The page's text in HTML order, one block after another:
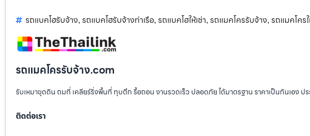
รถแบคโฮรับจ้าง, รถแบคโฮรับจ้างท่าเรือ, รถแบคโฮให้เช่า, รถแมคโครรับจ้าง, รถแมคโครใ
รถแมคโครรับจ้าง.com
รับเหมาขุดดิน ถมที่ เคลียร์ริ่งพื้นที่ ทุบตึก รื้อถอน งานรวดเร็ว ปลอดภัย ได้มาตรฐาน ราคาเป็นกันเอง ปร
ติดต่อเรา